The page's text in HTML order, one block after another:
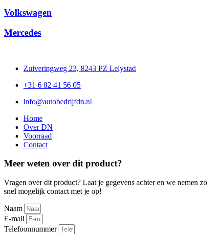
Volkswagen
Mercedes
Zuiveringweg 23, 8243 PZ Lelystad
+31 6 82 41 56 05
info@autobedrijfdn.nl
Home
Over DN
Voorraad
Contact
Meer weten over dit product?
Vragen over dit product? Laat je gegevens achter en we nemen zo
snel mogelijk contact met je op!
Naam
E-mail
Telefoonnummer